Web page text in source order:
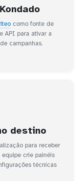
como fonte de
API para ativar a
campanhas.
destino
para receber
crie painéis
técnicas